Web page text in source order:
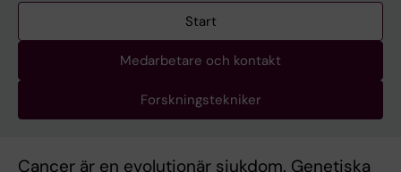
Start
Medarbetare och kontakt
Forskningstekniker
Cancer är en evolutionär sjukdom. Genetiska